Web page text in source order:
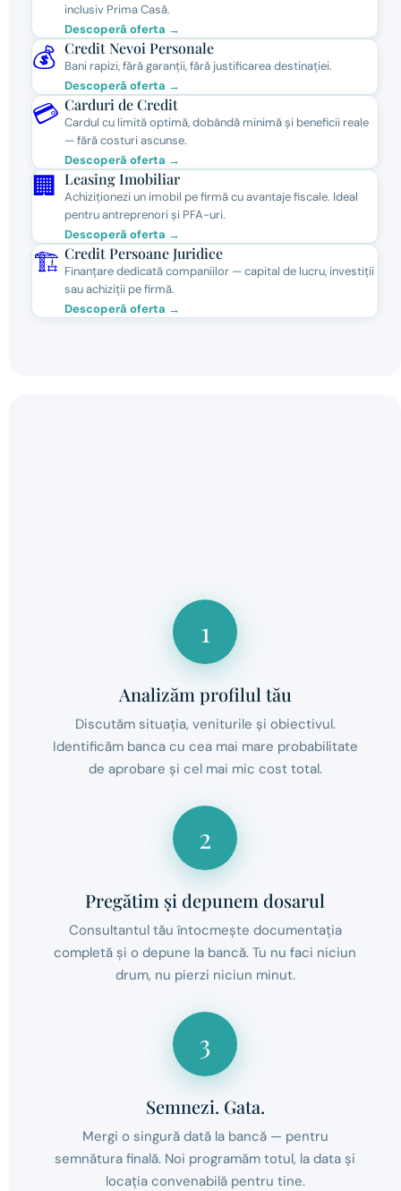
inclusiv Prima Casă.
Descoperă oferta →
💰 Credit Nevoi Personale
Bani rapizi, fără garanții, fără justificarea destinației.
Descoperă oferta →
💳 Carduri de Credit
Cardul cu limită optimă, dobândă minimă și beneficii reale
— fără costuri ascunse.
Descoperă oferta →
🏢 Leasing Imobiliar
Achiziționezi un imobil pe firmă cu avantaje fiscale. Ideal
pentru antreprenori și PFA-uri.
Descoperă oferta →
🏗️ Credit Persoane Juridice
Finanțare dedicată companiilor — capital de lucru, investiții
sau achiziții pe firmă.
Descoperă oferta →
1
Analizăm profilul tău
Discutăm situația, veniturile și obiectivul.
Identificăm banca cu cea mai mare probabilitate
de aprobare și cel mai mic cost total.
2
Pregătim și depunem dosarul
Consultantul tău întocmește documentația
completă și o depune la bancă. Tu nu faci niciun
drum, nu pierzi niciun minut.
3
Semnezi. Gata.
Mergi o singură dată la bancă — pentru
semnătura finală. Noi programăm totul, la data și
locația convenabilă pentru tine.